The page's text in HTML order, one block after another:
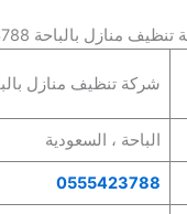
شركة تنظيف منازل
الباحة ، السعودية
0555423788